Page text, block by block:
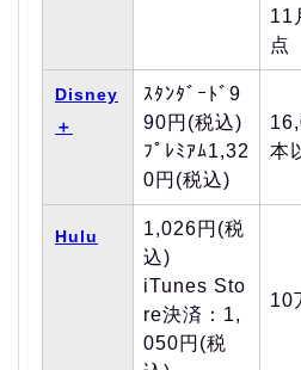
11
点
Disney
＋
ｽﾀﾝﾀﾞｰﾄﾞ9
90円(税込)
ﾌﾟﾚﾐｱﾑ1,32
0円(税込)
本
Hulu
1,026円(税
込)
iTunes Sto
re決済：1,
050円(税
10